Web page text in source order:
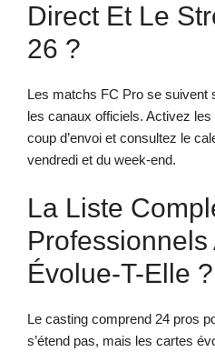
Direct Et Le
26 ?
Les matchs FC Pro se suivent
les canaux officiels. Activez
coup d’envoi et consultez le
vendredi et du week-end.
La Liste
Professionnels
Évolue-T-Elle ?
Le casting comprend 24 pros
s’étend pas, mais les cartes